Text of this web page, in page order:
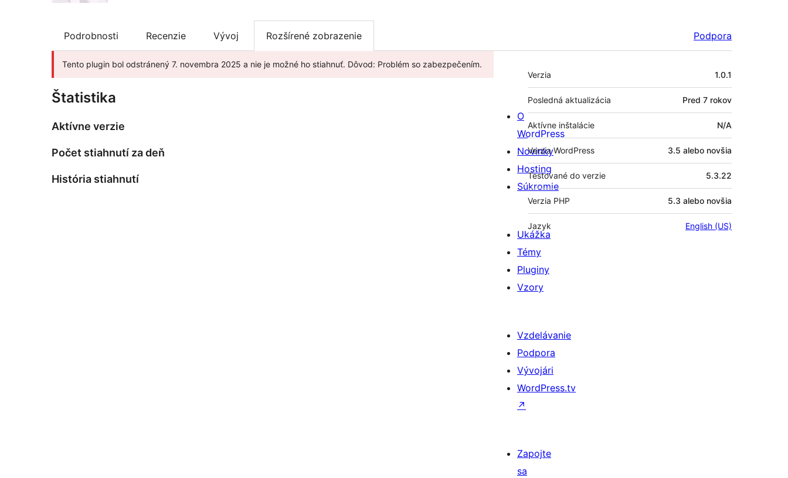
Podrobnosti Recenzie Vývoj Rozšírené zobrazenie Podpora
Tento plugin bol odstránený 7. novembra 2025 a nie je možné ho stiahnuť. Dôvod: Problém so zabezpečením.
Štatistika
Aktívne verzie
Počet stiahnutí za deň
História stiahnutí
Meta
Verzia 1.0.1
Posledná aktualizácia Pred 7 rokov
Aktívne inštalácie N/A
Verzia WordPress 3.5 alebo novšia
Testované do verzie 5.3.22
Verzia PHP 5.3 alebo novšia
Jazyk English (US)
O
WordPress
Novinky
Hosting
Súkromie
Ukážka
Témy
Pluginy
Vzory
Vzdelávanie
Podpora
Vývojári
WordPress.tv
↗
Zapojte
sa